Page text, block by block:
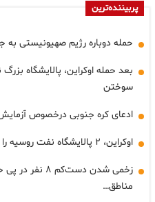
پربیننده‌ترین
حمله دوباره رژیم صهیونیستی به
بعد حمله اوکراین، پالایشگاه
سوختن
ادعای کره جنوبی درخصوص
اوکراین، ۲ پالایشگاه نفت روسیه را هدف قرارداد
زخمی شدن
مناطق…